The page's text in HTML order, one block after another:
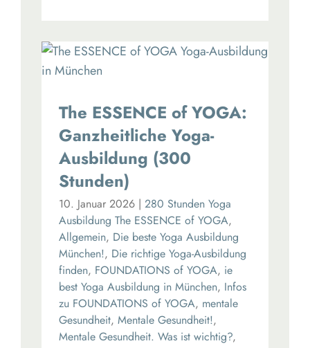
The ESSENCE of YOGA:
Ganzheitliche Yoga-
Ausbildung (300
Stunden)
10. Januar 2026 | 280 Stunden Yoga
Ausbildung The ESSENCE of YOGA,
Allgemein, Die beste Yoga Ausbildung
München!, Die richtige Yoga-Ausbildung
finden, FOUNDATIONS of YOGA, ie
best Yoga Ausbildung in München, Infos
zu FOUNDATIONS of YOGA, mentale
Gesundheit, Mentale Gesundheit!,
Mentale Gesundheit. Was ist wichtig?,